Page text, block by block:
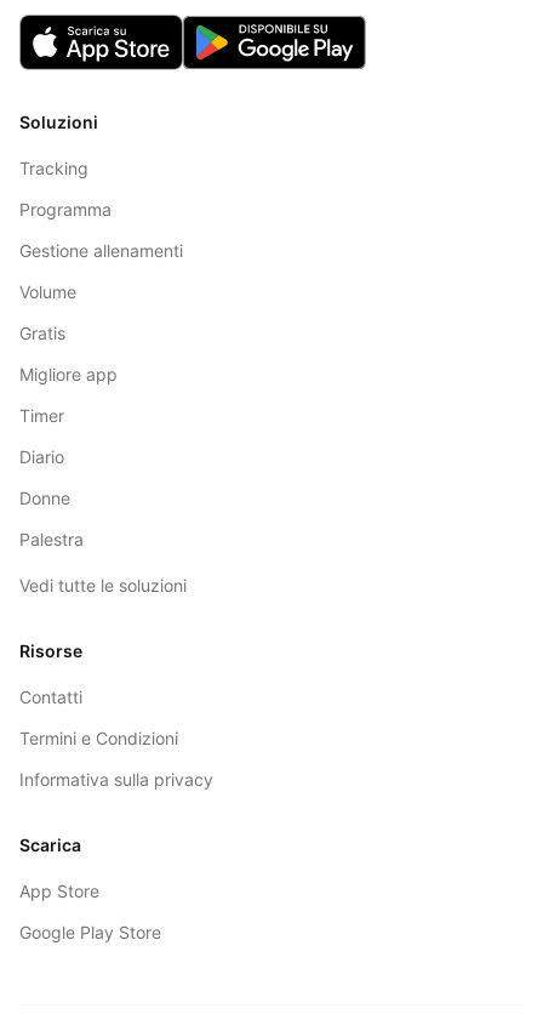
Soluzioni
Tracking
Programma
Gestione allenamenti
Volume
Gratis
Migliore app
Timer
Diario
Donne
Palestra
Vedi tutte le soluzioni
Risorse
Contatti
Termini e Condizioni
Informativa sulla privacy
Scarica
App Store
Google Play Store